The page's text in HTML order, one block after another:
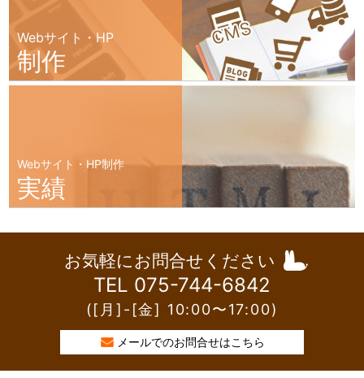
Webサイト・HP
制作
Webサイト・HP制作
実績
お気軽にお問合せください
TEL 075-744-6842
([月]-[金] 10:00〜17:00)
メールでのお問合せはこちら